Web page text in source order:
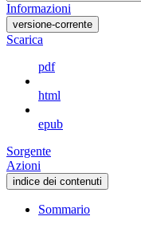
Informazioni
versione-corrente
Scarica
pdf
html
epub
Sorgente
Azioni
indice dei contenuti
Sommario